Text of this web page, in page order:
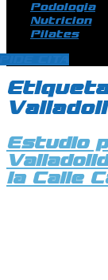
Podologia
Nutricion
Pilates
Estudio
la Calle